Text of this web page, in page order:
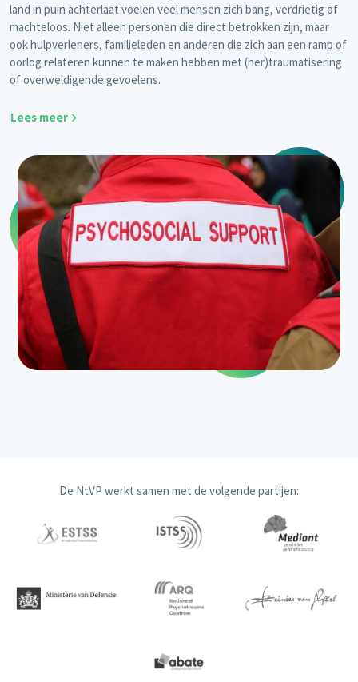
land in puin achterlaat voelen veel mensen zich bang, verdrietig of
machteloos. Niet alleen personen die direct betrokken zijn, maar
ook hulpverleners, familieleden en anderen die zich aan een ramp of
oorlog relateren kunnen te maken hebben met (her)traumatisering
of overweldigende gevoelens.
Lees meer
De NtVP werkt samen met de volgende partijen: